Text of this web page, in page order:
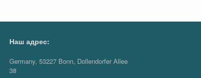
Наш адрес:
Germany, 53227 Bonn, Dollendorfer Allee
38